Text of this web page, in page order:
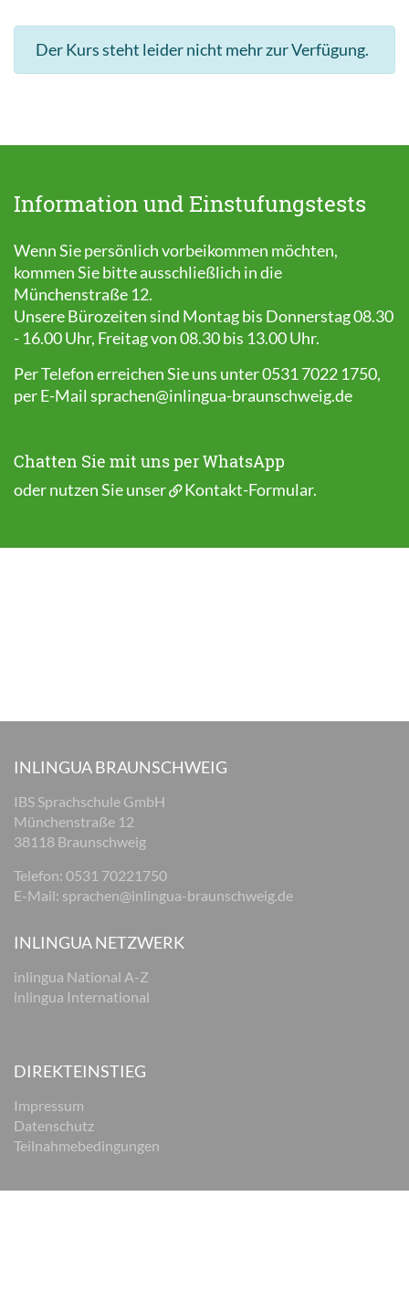
Der Kurs steht leider nicht mehr zur Verfügung.
Information und Einstufungstests
Wenn Sie persönlich vorbeikommen möchten,
kommen Sie bitte ausschließlich in die
Münchenstraße 12.
Unsere Bürozeiten sind Montag bis Donnerstag 08.30
- 16.00 Uhr, Freitag von 08.30 bis 13.00 Uhr.
Per Telefon erreichen Sie uns unter 0531 7022 1750,
per E-Mail sprachen@inlingua-braunschweig.de
Chatten Sie mit uns per WhatsApp
oder nutzen Sie unser Kontakt-Formular.
INLINGUA BRAUNSCHWEIG
IBS Sprachschule GmbH
Münchenstraße 12
38118 Braunschweig
Telefon: 0531 70221750
E-Mail: sprachen@inlingua-braunschweig.de
INLINGUA NETZWERK
inlingua National A-Z
inlingua International
DIREKTEINSTIEG
Impressum
Datenschutz
Teilnahmebedingungen